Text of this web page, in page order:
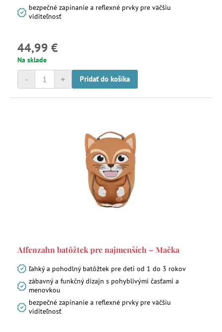
bezpečné zapínanie a reflexné prvky pre väčšiu
viditeľnosť
44,99 €
Na sklade
+
- Pridať do košíka
Affenzahn batôžtek pre najmenších – Mačka
ľahký a pohodlný batôžtek pre deti od 1 do 3 rokov
zábavný a funkčný dizajn s pohyblivými časťami a
menovkou
bezpečné zapínanie a reflexné prvky pre väčšiu
viditeľnosť